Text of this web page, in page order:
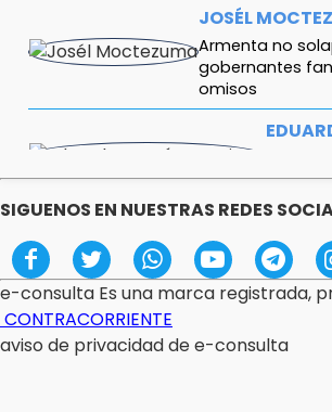
JOSÉL
Armenta no
gobernantes
omisos
SIGUENOS EN NUESTRAS REDES
e-consulta Es una marca registrada,
CONTRACORRIENTE
aviso de privacidad de e-consulta